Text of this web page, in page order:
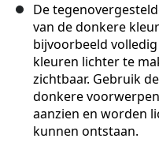
De
van de donkere
bijvoorbeeld
kleuren lichter te
zichtbaar. Gebruik
donkere
aanzien en worden
kunnen ontstaan.